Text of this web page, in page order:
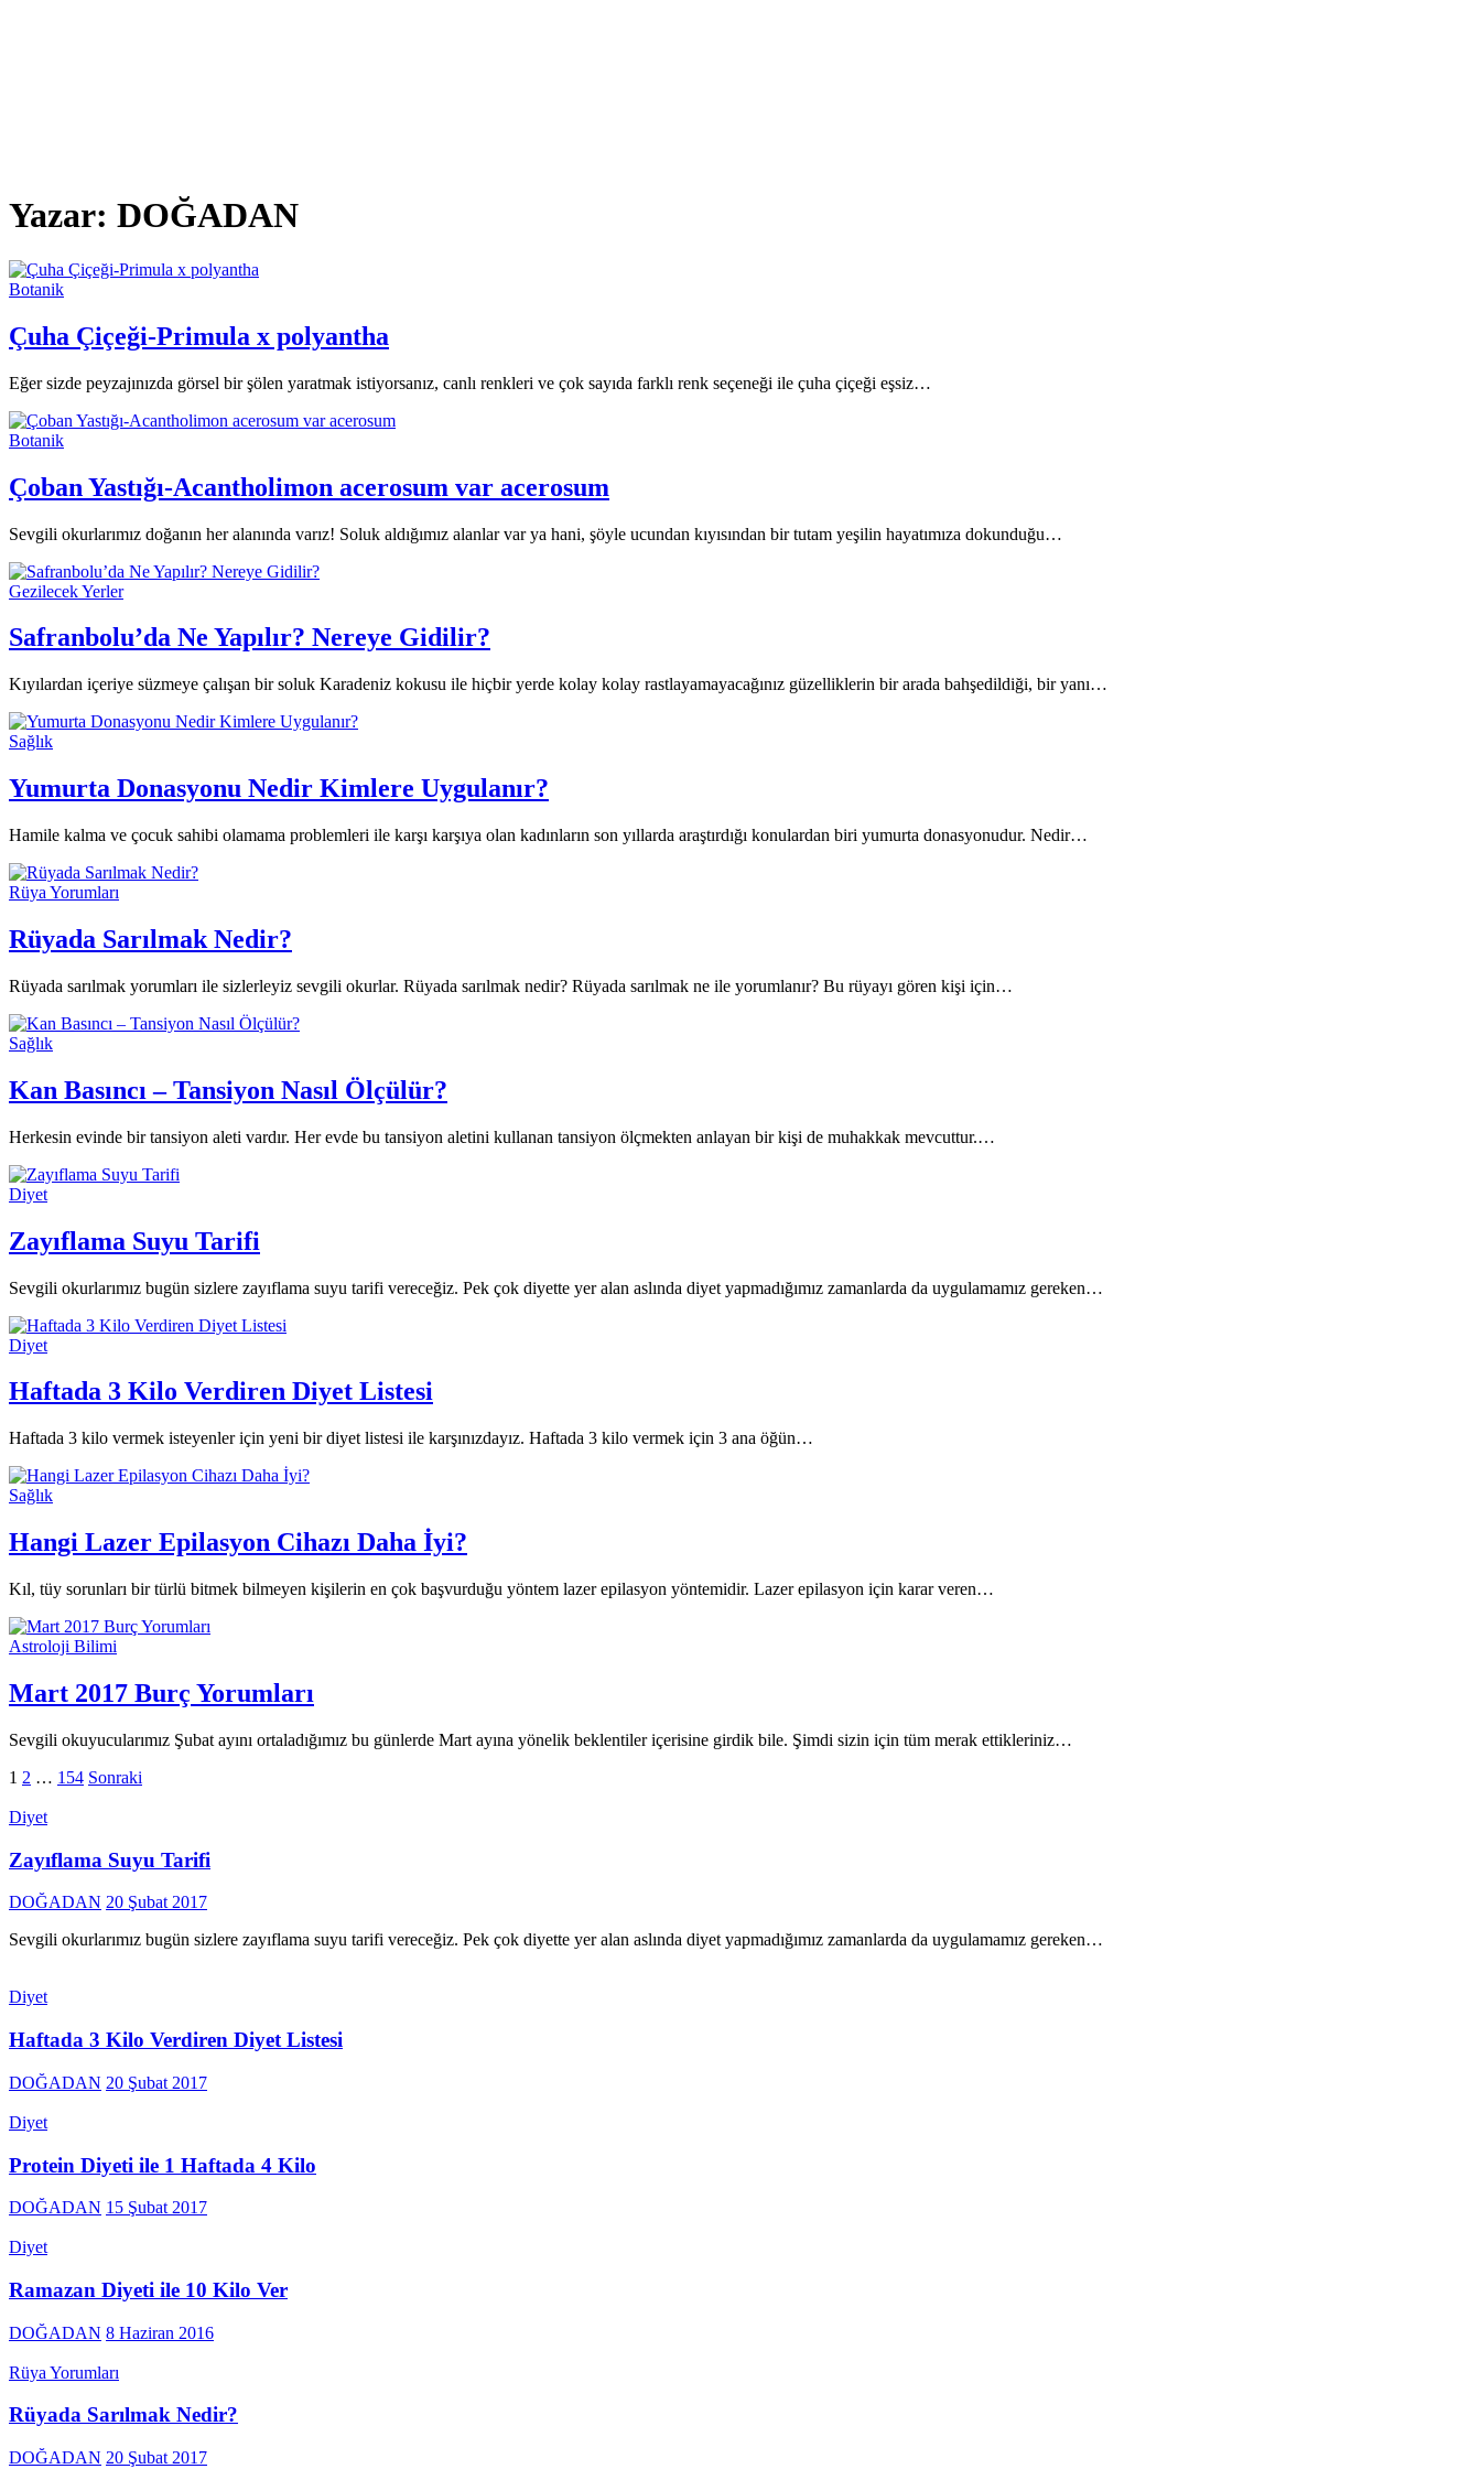
Yazar: DOĞADAN
Botanik
Çuha Çiçeği-Primula x polyantha
Eğer sizde peyzajınızda görsel bir şölen yaratmak istiyorsanız, canlı renkleri ve çok sayıda farklı renk seçeneği ile çuha çiçeği eşsiz…
Botanik
Çoban Yastığı-Acantholimon acerosum var acerosum
Sevgili okurlarımız doğanın her alanında varız! Soluk aldığımız alanlar var ya hani, şöyle ucundan kıyısından bir tutam yeşilin hayatımıza dokunduğu…
Gezilecek Yerler
Safranbolu’da Ne Yapılır? Nereye Gidilir?
Kıyılardan içeriye süzmeye çalışan bir soluk Karadeniz kokusu ile hiçbir yerde kolay kolay rastlayamayacağınız güzelliklerin bir arada bahşedildiği, bir yanı…
Sağlık
Yumurta Donasyonu Nedir Kimlere Uygulanır?
Hamile kalma ve çocuk sahibi olamama problemleri ile karşı karşıya olan kadınların son yıllarda araştırdığı konulardan biri yumurta donasyonudur. Nedir…
Rüya Yorumları
Rüyada Sarılmak Nedir?
Rüyada sarılmak yorumları ile sizlerleyiz sevgili okurlar. Rüyada sarılmak nedir? Rüyada sarılmak ne ile yorumlanır? Bu rüyayı gören kişi için…
Sağlık
Kan Basıncı – Tansiyon Nasıl Ölçülür?
Herkesin evinde bir tansiyon aleti vardır. Her evde bu tansiyon aletini kullanan tansiyon ölçmekten anlayan bir kişi de muhakkak mevcuttur.…
Diyet
Zayıflama Suyu Tarifi
Sevgili okurlarımız bugün sizlere zayıflama suyu tarifi vereceğiz. Pek çok diyette yer alan aslında diyet yapmadığımız zamanlarda da uygulamamız gereken…
Diyet
Haftada 3 Kilo Verdiren Diyet Listesi
Haftada 3 kilo vermek isteyenler için yeni bir diyet listesi ile karşınızdayız. Haftada 3 kilo vermek için 3 ana öğün…
Sağlık
Hangi Lazer Epilasyon Cihazı Daha İyi?
Kıl, tüy sorunları bir türlü bitmek bilmeyen kişilerin en çok başvurduğu yöntem lazer epilasyon yöntemidir. Lazer epilasyon için karar veren…
Astroloji Bilimi
Mart 2017 Burç Yorumları
Sevgili okuyucularımız Şubat ayını ortaladığımız bu günlerde Mart ayına yönelik beklentiler içerisine girdik bile. Şimdi sizin için tüm merak ettikleriniz…
Yazı
dolaşımı
1 2 … 154 Sonraki
Diyet
Zayıflama Suyu Tarifi
DOĞADAN 20 Şubat 2017
Sevgili okurlarımız bugün sizlere zayıflama suyu tarifi vereceğiz. Pek çok diyette yer alan aslında diyet yapmadığımız zamanlarda da uygulamamız gereken…
Diyet
Haftada 3 Kilo Verdiren Diyet Listesi
DOĞADAN 20 Şubat 2017
Diyet
Protein Diyeti ile 1 Haftada 4 Kilo
DOĞADAN 15 Şubat 2017
Diyet
Ramazan Diyeti ile 10 Kilo Ver
DOĞADAN 8 Haziran 2016
Rüya Yorumları
Rüyada Sarılmak Nedir?
DOĞADAN 20 Şubat 2017